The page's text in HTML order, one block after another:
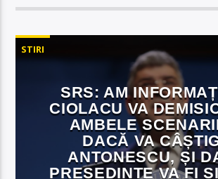
STIRI
SRS: AM
CIOLACU VA
AMBELE
DACĂ VA
ANTONESCU, ȘI
PREȘEDINTE VA FI